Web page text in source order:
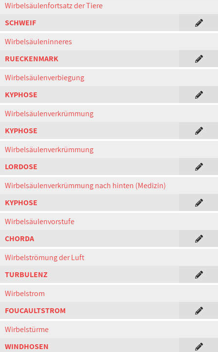
Wirbelsäulenfortsatz der Tiere
SCHWEIF
Wirbelsäuleninneres
RUECKENMARK
Wirbelsäulenverbiegung
KYPHOSE
Wirbelsäulenverkrümmung
KYPHOSE
Wirbelsäulenverkrümmung
LORDOSE
Wirbelsäulenverkrümmung nach hinten (Medizin)
KYPHOSE
Wirbelsäulenvorstufe
CHORDA
Wirbelströmung der Luft
TURBULENZ
Wirbelstrom
FOUCAULTSTROM
Wirbelstürme
WINDHOSEN